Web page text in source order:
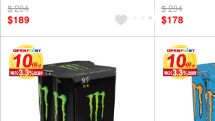
贈$200
$ 204
$189
贈$200
$ 204
$178